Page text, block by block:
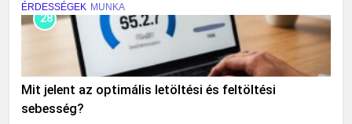
ÉRDESSÉGEK MUNKA
28
Mit jelent az optimális letöltési és feltöltési
sebesség?